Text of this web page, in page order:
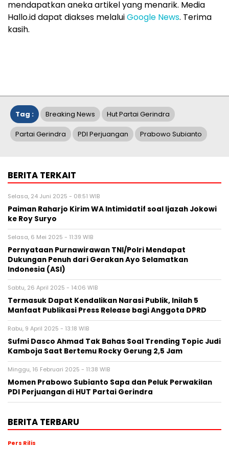
mendapatkan aneka artikel yang menarik. Media
Hallo.id dapat diakses melaluiGoogle News. Terima
kasih.
Tag : Breaking News Hut Partai Gerindra
Partai Gerindra PDI Perjuangan Prabowo Subianto
BERITA TERKAIT
Selasa, 24 Juni 2025 - 08:51 WIB
Paiman Raharjo Kirim WA Intimidatif soal Ijazah Jokowi
ke Roy Suryo
Selasa, 6 Mei 2025 - 11:39 WIB
Pernyataan Purnawirawan TNI/Polri Mendapat
Dukungan Penuh dari Gerakan Ayo Selamatkan
Indonesia (ASI)
Sabtu, 26 April 2025 - 14:06 WIB
Termasuk Dapat Kendalikan Narasi Publik, Inilah 5
Manfaat Publikasi Press Release bagi Anggota DPRD
Rabu, 9 April 2025 - 13:18 WIB
Sufmi Dasco Ahmad Tak Bahas Soal Trending Topic Judi
Kamboja Saat Bertemu Rocky Gerung 2,5 Jam
Minggu, 16 Februari 2025 - 11:38 WIB
Momen Prabowo Subianto Sapa dan Peluk Perwakilan
PDI Perjuangan di HUT Partai Gerindra
BERITA TERBARU
Pers Rilis